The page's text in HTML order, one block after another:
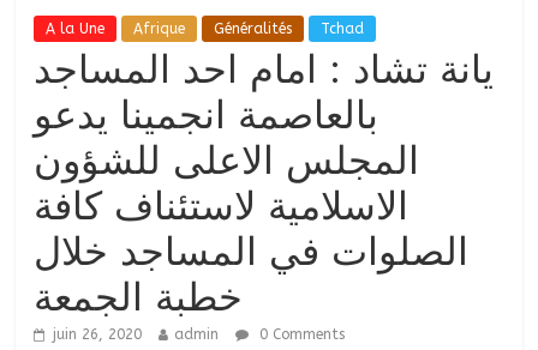
A la Une Afrique Généralités Tchad
يانة تشاد : امام احد المساجد
بالعاصمة انجمينا يدعو
المجلس الاعلى للشؤون
الاسلامية لاستئناف كافة
الصلوات في المساجد خلال
خطبة الجمعة
juin 26, 2020 admin 0 Comments